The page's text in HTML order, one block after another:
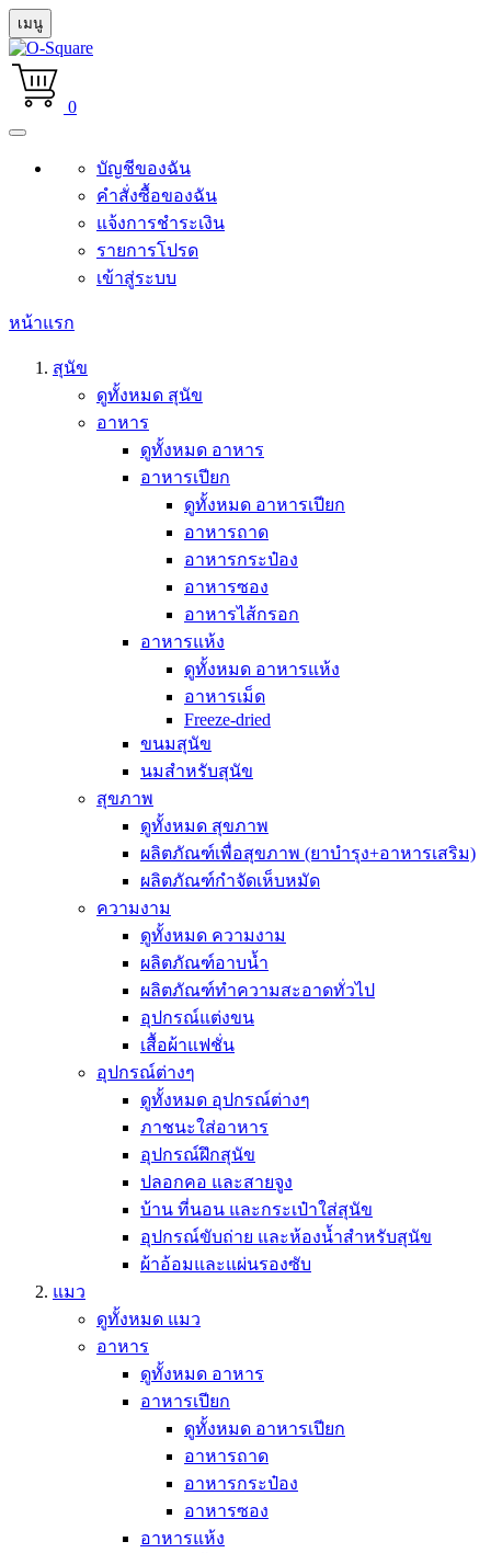
เมนู
0
บัญชีของฉัน
คำสั่งซื้อของฉัน
แจ้งการชำระเงิน
รายการโปรด
เข้าสู่ระบบ
หน้าแรก
สุนัข
ดูทั้งหมด สุนัข
อาหาร
ดูทั้งหมด อาหาร
อาหารเปียก
ดูทั้งหมด อาหารเปียก
อาหารถาด
อาหารกระป๋อง
อาหารซอง
อาหารไส้กรอก
อาหารแห้ง
ดูทั้งหมด อาหารแห้ง
อาหารเม็ด
Freeze-dried
ขนมสุนัข
นมสำหรับสุนัข
สุขภาพ
ดูทั้งหมด สุขภาพ
ผลิตภัณฑ์เพื่อสุขภาพ (ยาบำรุง+อาหารเสริม)
ผลิตภัณฑ์กำจัดเห็บหมัด
ความงาม
ดูทั้งหมด ความงาม
ผลิตภัณฑ์อาบน้ำ
ผลิตภัณฑ์ทำความสะอาดทั่วไป
อุปกรณ์แต่งขน
เสื้อผ้าแฟชั่น
อุปกรณ์ต่างๆ
ดูทั้งหมด อุปกรณ์ต่างๆ
ภาชนะใส่อาหาร
อุปกรณ์ฝึกสุนัข
ปลอกคอ และสายจูง
บ้าน ที่นอน และกระเป๋าใส่สุนัข
อุปกรณ์ขับถ่าย และห้องน้ำสำหรับสุนัข
ผ้าอ้อมและแผ่นรองซับ
แมว
ดูทั้งหมด แมว
อาหาร
ดูทั้งหมด อาหาร
อาหารเปียก
ดูทั้งหมด อาหารเปียก
อาหารถาด
อาหารกระป๋อง
อาหารซอง
อาหารแห้ง